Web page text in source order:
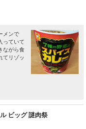
メンで
っていて
ながら食
てリゾッ
ビッグ 謎肉祭